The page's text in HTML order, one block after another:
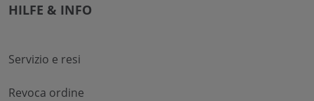
HILFE & INFO
Servizio e resi
Revoca ordine